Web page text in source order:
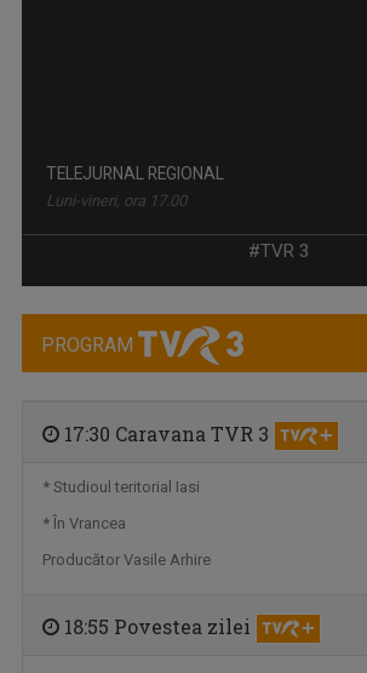
TELEJURNAL REGIONAL
Luni-vineri, ora 17.00
VEDERE CU OLTENI
O emisiune despre oameni, fapte şi întâmplări ...
#TVR 3
PROGRAM
17:30 Caravana TVR 3
* Studioul teritorial Iasi
* În Vrancea
Producător Vasile Arhire
18:55 Povestea zilei